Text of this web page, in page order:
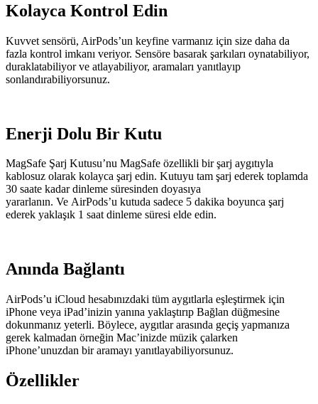
Kolayca Kontrol Edin
Kuvvet sensörü, AirPods’un keyfine varmanız için size daha da
fazla kontrol imkanı veriyor. Sensöre basarak şarkıları oynatabiliyor,
duraklatabiliyor ve atlayabiliyor, aramaları yanıtlayıp
sonlandırabiliyorsunuz.
Enerji Dolu Bir Kutu
MagSafe Şarj Kutusu’nu MagSafe özellikli bir şarj aygıtıyla
kablosuz olarak kolayca şarj edin. Kutuyu tam şarj ederek toplamda
30 saate kadar dinleme süresinden doyasıya
yararlanın. Ve AirPods’u kutuda sadece 5 dakika boyunca şarj
ederek yaklaşık 1 saat dinleme süresi elde edin.
Anında Bağlantı
AirPods’u iCloud hesabınızdaki tüm aygıtlarla eşleştirmek için
iPhone veya iPad’inizin yanına yaklaştırıp Bağlan düğmesine
dokunmanız yeterli. Böylece, aygıtlar arasında geçiş yapmanıza
gerek kalmadan örneğin Mac’inizde müzik çalarken
iPhone’unuzdan bir aramayı yanıtlayabiliyorsunuz.
Özellikler